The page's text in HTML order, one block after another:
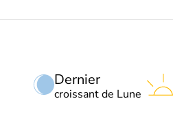
Dernier
croissant de Lune